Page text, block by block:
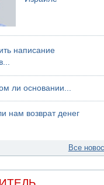
ограбили сексшоп в
написание
ли основании...
нам возврат денег
Все